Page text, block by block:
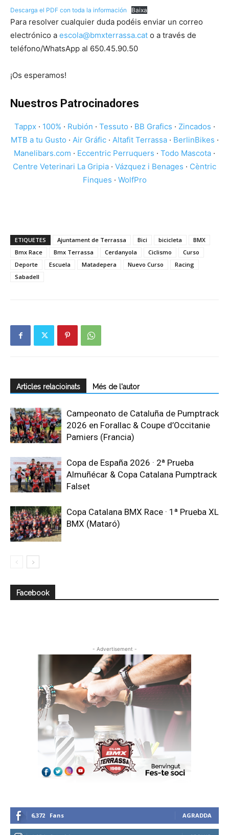
Descarga el PDF con toda la información Baixa
Para resolver cualquier duda podéis enviar un correo
electrónico a escola@bmxterrassa.cat o a través de
teléfono/WhatsApp al 650.45.90.50
¡Os esperamos!
Nuestros Patrocinadores
Tappx· 100% · Rubión · Tessuto · BB Grafics · Zincados ·
MTB a tu Gusto · Air Gráfic· Altafit Terrassa· BerlinBikes ·
Manelibars.com · Eccentric Perruquers · Todo Mascota ·
Centre Veterinari La Gripia · Vázquez i Benages · Cèntric
Finques · WolfPro
ETIQUETES Ajuntament de Terrassa Bici bicicleta
BMX
Bmx Race
Bmx Terrassa Cerdanyola Ciclismo
Curso
Deporte
Escuela Matadepera Nuevo Curso
Racing
Sabadell
Articles relacioinats Més de l'autor
Campeonato de Cataluña de Pumptrack
2026 en Forallac & Coupe d’Occitanie
Pamiers (Francia)
Copa de España 2026 · 2ª Prueba
Almuñécar & Copa Catalana Pumptrack
Falset
Copa Catalana BMX Race · 1ª Prueba XL
BMX (Mataró)
Facebook
- Advertisement -
6,372 Fans AGRADDA